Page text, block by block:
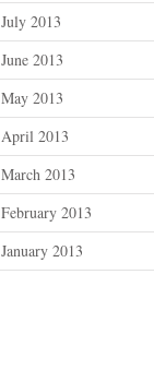
July 2013
June 2013
May 2013
April 2013
March 2013
February 2013
January 2013